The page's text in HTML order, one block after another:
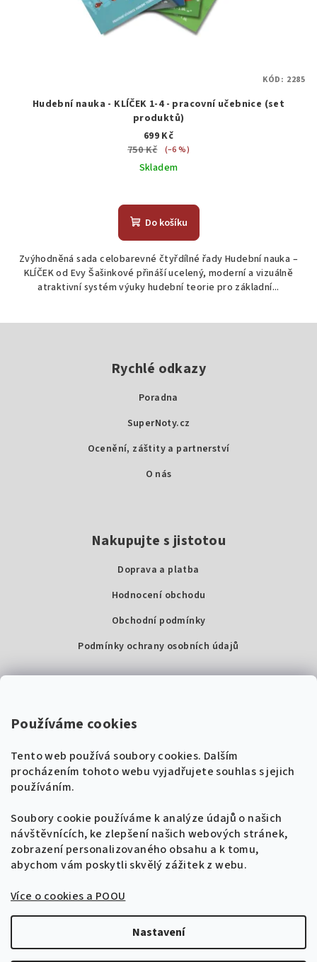
Používáme cookies
Tento web používá soubory cookies. Dalším
procházením tohoto webu vyjadřujete souhlas s jejich
používáním.
Soubory cookie používáme k analýze údajů o našich
návštěvnících, ke zlepšení našich webových stránek,
zobrazení personalizovaného obsahu a k tomu,
abychom vám poskytli skvělý zážitek z webu.
Více o cookies a POOU
Nastavení
Hudební nauka - KLÍČEK 1-4 - pracovní učebnice (set
produktů)
699 Kč
750 Kč
(–6 %)
Skladem
Do košíku
Zvýhodněná sada celobarevné čtyřdílné řady Hudební nauka –
KLÍČEK od Evy Šašinkové přináší ucelený, moderní a vizuálně
atraktivní systém výuky hudební teorie pro základní...
KÓD: 2285
Rychlé odkazy
Poradna
SuperNoty.cz
Ocenění, záštity a partnerství
O nás
Nakupujte s jistotou
Doprava a platba
Hodnocení obchodu
Obchodní podmínky
Podmínky ochrany osobních údajů
Super Noty, s.r.o.
IČ: 04568672
+420 604 485 792
info@supernoty.cz
V pracovních dnech od 8:00 do 17:00
VISA
🎸 Naladíme tě na nové zpěvníky!
Získej tipy, novinky a 10 % slevuna první
objednávku.
Přihlásit se k odběru
Zásady zpracování osobních údajů